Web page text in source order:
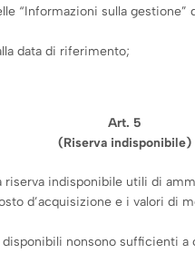
“Informazioni sulla
data di riferimento;
Art. 5
(Riserva indisponibile)
riserva indisponibile utili di
d’acquisizione e i valori di
nonsono sufficienti